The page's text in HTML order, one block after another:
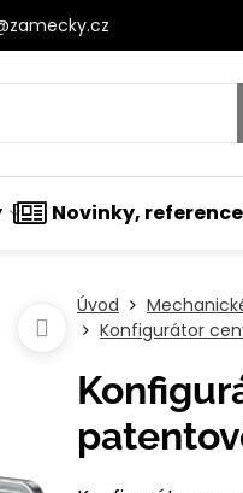
Novinky,
Úvod
Konfigurátor